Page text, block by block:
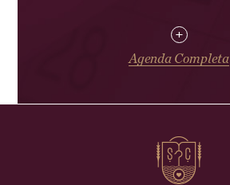
+
Agenda Completa